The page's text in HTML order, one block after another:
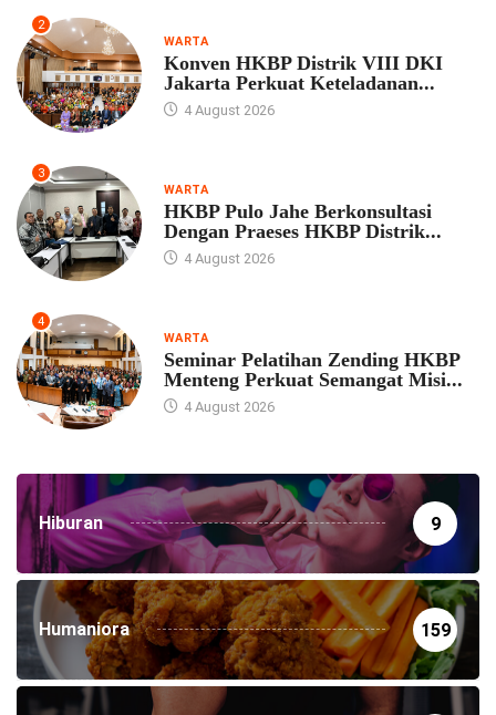
2
WARTA
Konven HKBP Distrik VIII DKI
Jakarta Perkuat Keteladanan...
4 August 2026
3
WARTA
HKBP Pulo Jahe Berkonsultasi
Dengan Praeses HKBP Distrik...
4 August 2026
4
WARTA
Seminar Pelatihan Zending HKBP
Menteng Perkuat Semangat Misi...
4 August 2026
Hiburan 9
Humaniora 159